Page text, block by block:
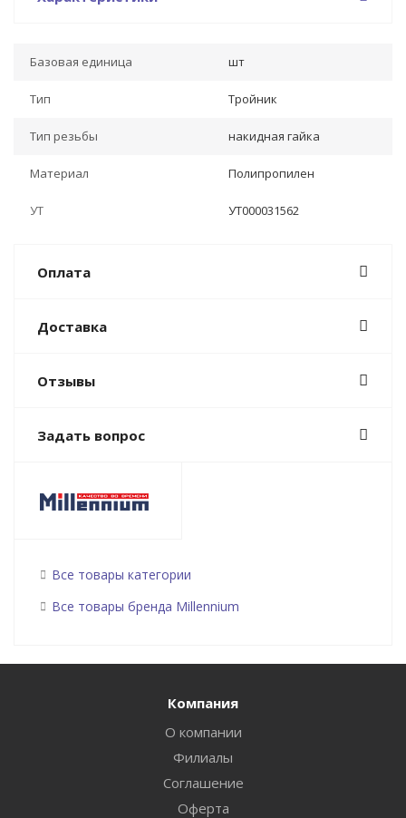
Базовая единица шт
Тип Тройник
Тип резьбы накидная гайка
Материал Полипропилен
УТ УТ000031562
Оплата
Доставка
Отзывы
Задать вопрос
Все товары категории
Все товары бренда Millennium
Компания
О компании
Филиалы
Соглашение
Оферта